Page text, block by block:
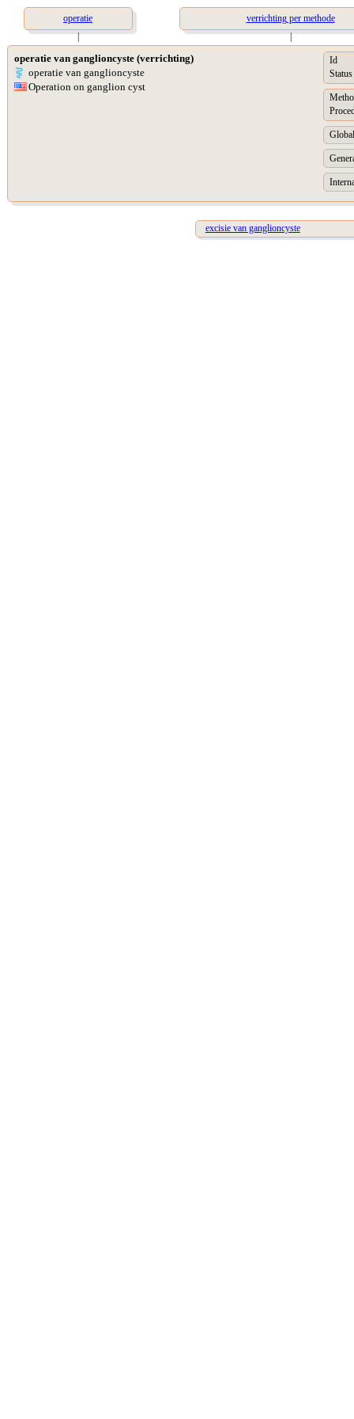
operatie
verrichting per methode
|
|
operatie van ganglioncyste (verrichting)
operatie van ganglioncyste
Operation on ganglion cyst
Id
Status
excisie van ganglioncyste